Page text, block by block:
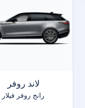
لاند روفر
رانج روفر فيلار